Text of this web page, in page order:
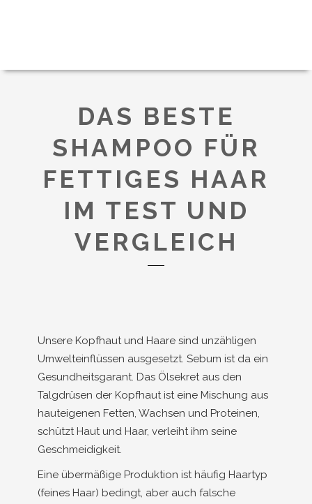
DAS BESTE
SHAMPOO FÜR
FETTIGES HAAR
IM TEST UND
VERGLEICH
Unsere Kopfhaut und Haare sind unzähligen
Umwelteinflüssen ausgesetzt. Sebum ist da ein
Gesundheitsgarant. Das Ölsekret aus den
Talgdrüsen der Kopfhaut ist eine Mischung aus
hauteigenen Fetten, Wachsen und Proteinen,
schützt Haut und Haar, verleiht ihm seine
Geschmeidigkeit.
Eine übermäßige Produktion ist häufig Haartyp
(feines Haar) bedingt, aber auch falsche